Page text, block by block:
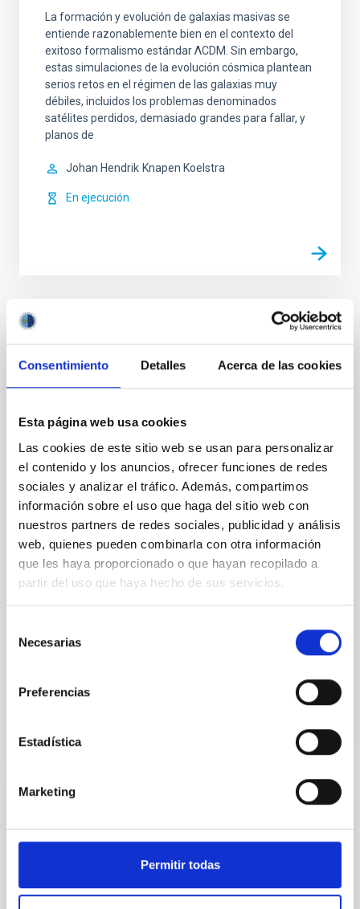
Consentimiento Detalles Acerca de las cookies
Esta página web usa cookies
Las cookies de este sitio web se usan para personalizar
el contenido y los anuncios, ofrecer funciones de redes
sociales y analizar el tráfico. Además, compartimos
información sobre el uso que haga del sitio web con
nuestros partners de redes sociales, publicidad y análisis
web, quienes pueden combinarla con otra información
que les haya proporcionado o que hayan recopilado a
partir del uso que haya hecho de sus servicios.
Necesarias
Preferencias
Estadística
Marketing
Permitir todas
La formación y evolución de galaxias masivas se
entiende razonablemente bien en el contexto del
exitoso formalismo estándar ΛCDM. Sin embargo,
estas simulaciones de la evolución cósmica plantean
serios retos en el régimen de las galaxias muy
débiles, incluidos los problemas denominados
satélites perdidos, demasiado grandes para fallar, y
planos de
Johan Hendrik Knapen Koelstra
En ejecución
Noticias relacionadas
NOTA DE PRENSA
EDUCADO organiza una escuela intensiva
de observación
El proyecto EDUCADO ( Exploring the Deep Universe
by Computational Analysis of Data from
Observations ), financiado por la Unión Europea, y
coordinado por el Instituto de Astrofísica de Canarias
(IAC), ha organizado una escuela de observación
astronómica de dos noches, los días 12 y 13 de junio,
en el Observatorio del Roque de los Muchachos
(ORM), en La Palma. La actividad está orientada a
ofrecer formación práctica en investigación a
astronomía y la informática. El programa ha reunido
a 15 doctorandos de toda Europa en una experiencia
Fecha de publicación
El alumnado del MIT Astronomy Field
Camp comparte sus resultados científicos